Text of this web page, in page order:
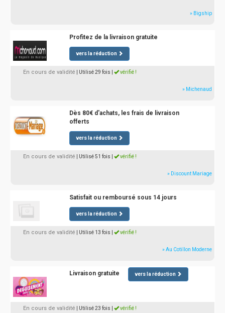
» Bigship
Profitez de la livraison gratuite
vers la réduction
En cours de validité | Utilisé 29 fois vérifié !
» Michenaud
Dès 80€ d'achats, les frais de livraison
offerts
vers la réduction
En cours de validité | Utilisé 51 fois vérifié !
» Discount Mariage
Satisfait ou remboursé sous 14 jours
vers la réduction
En cours de validité | Utilisé 13 fois vérifié !
» Au Cotillon Moderne
Livraison gratuite vers la réduction
En cours de validité | Utilisé 23 fois vérifié !